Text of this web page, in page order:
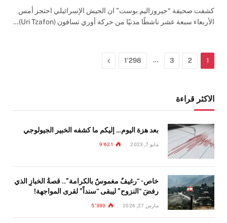
كشفت صحيفة “جيروزاليم بوست” ان الجيش الإسرائيلي احتجز أمس
الأربعاء سبعة عشر ناشطًا مدنيًا من حركة أوري تسافون (Uri Tzafon)…
1
2
3
… 1٬298 التالي
الاكثر قراءة
بعد هزة اليوم… إليكم ما كشفه الخبير الجيولوجي
مايو 7, 2023 9٬621
خاص- “رغيفٌ مغموسٌ بالكرامة”.. قصةُ الخبازِ الذي
رفضَ “النزوح” ليبقى “سنداً” لقرى المواجهة!
مارس 27, 2026 5٬390